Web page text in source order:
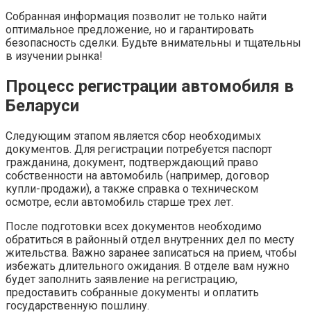
Собранная информация позволит не только найти
оптимальное предложение, но и гарантировать
безопасность сделки. Будьте внимательны и тщательны
в изучении рынка!
Процесс регистрации автомобиля в
Беларуси
Следующим этапом является сбор необходимых
документов. Для регистрации потребуется паспорт
гражданина, документ, подтверждающий право
собственности на автомобиль (например, договор
купли-продажи), а также справка о техническом
осмотре, если автомобиль старше трех лет.
После подготовки всех документов необходимо
обратиться в районный отдел внутренних дел по месту
жительства. Важно заранее записаться на прием, чтобы
избежать длительного ожидания. В отделе вам нужно
будет заполнить заявление на регистрацию,
предоставить собранные документы и оплатить
государственную пошлину.